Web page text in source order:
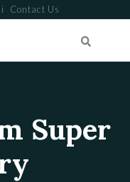
Contact Us
Super